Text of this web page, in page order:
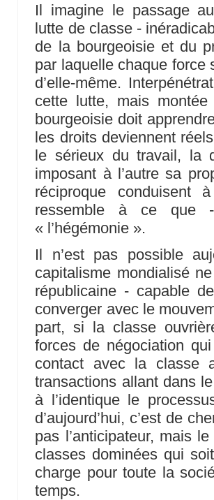
Il imagine le passage
lutte de classe -
de la bourgeoisie et du
par laquelle chaque force
d’elle-même.
cette lutte, mais
bourgeoisie doit
les droits deviennent
le sérieux du travail, la
imposant à l’autre sa
réciproque
ressemble à ce que
« l’hégémonie ».
Il n’est pas possible
capitalisme mondialisé
républicaine - capable
converger avec le
part, si la classe
forces de négociation
contact avec la classe
transactions allant dans
à l’identique le
d’aujourd’hui, c’est de
pas l’anticipateur, mais
classes dominées qui
charge pour toute la
temps.